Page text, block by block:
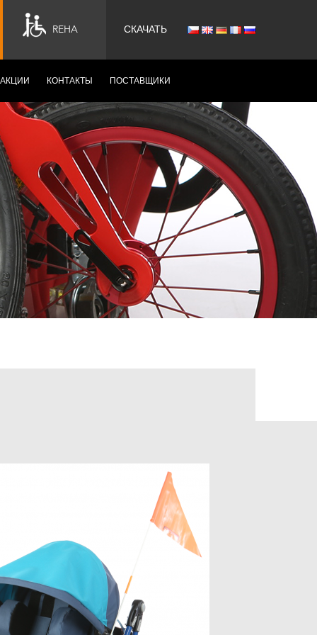
REHA СКАЧАТЬ
АКЦИИ КОНТАКТЫ ПОСТАВЩИКИ